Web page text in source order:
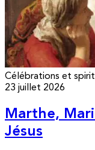
Célébrations et
23 juillet 2026
Marthe,
Jésus